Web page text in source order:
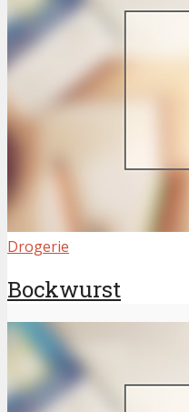
Drogerie
Bockwurst